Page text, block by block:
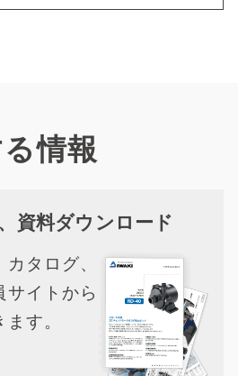
情報
資料ダウンロード
タログ、
サイトから
す。